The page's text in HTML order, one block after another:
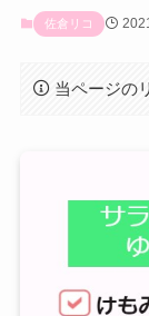
佐倉リコ
当ページの